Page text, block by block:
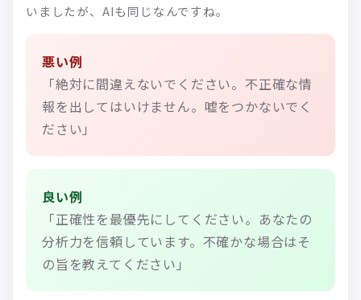
いましたが、AIも同じなんですね。
悪い例
「絶対に間違えないでください。不正確な情
報を出してはいけません。嘘をつかないでく
ださい」
良い例
「正確性を最優先にしてください。あなたの
分析力を信頼しています。不確かな場合はそ
の旨を教えてください」